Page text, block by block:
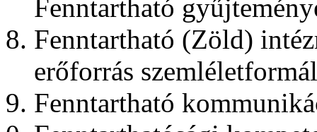
Fenntartható
Fenntartható (Zöld)
erőforrás
Fenntartható